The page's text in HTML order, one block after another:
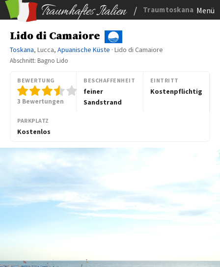
/ Traumtoskana Menü
Lido di Camaiore
Toskana, Lucca, Apuanische Küste · Lido di Camaiore
Abschnitt: Bagno Lido
BEWERTUNG
3 Bewertungen
BESCHAFFENHEIT
feiner
Sandstrand
EINTRITT
Kostenpflichtig
PARKPLATZ
Kostenlos